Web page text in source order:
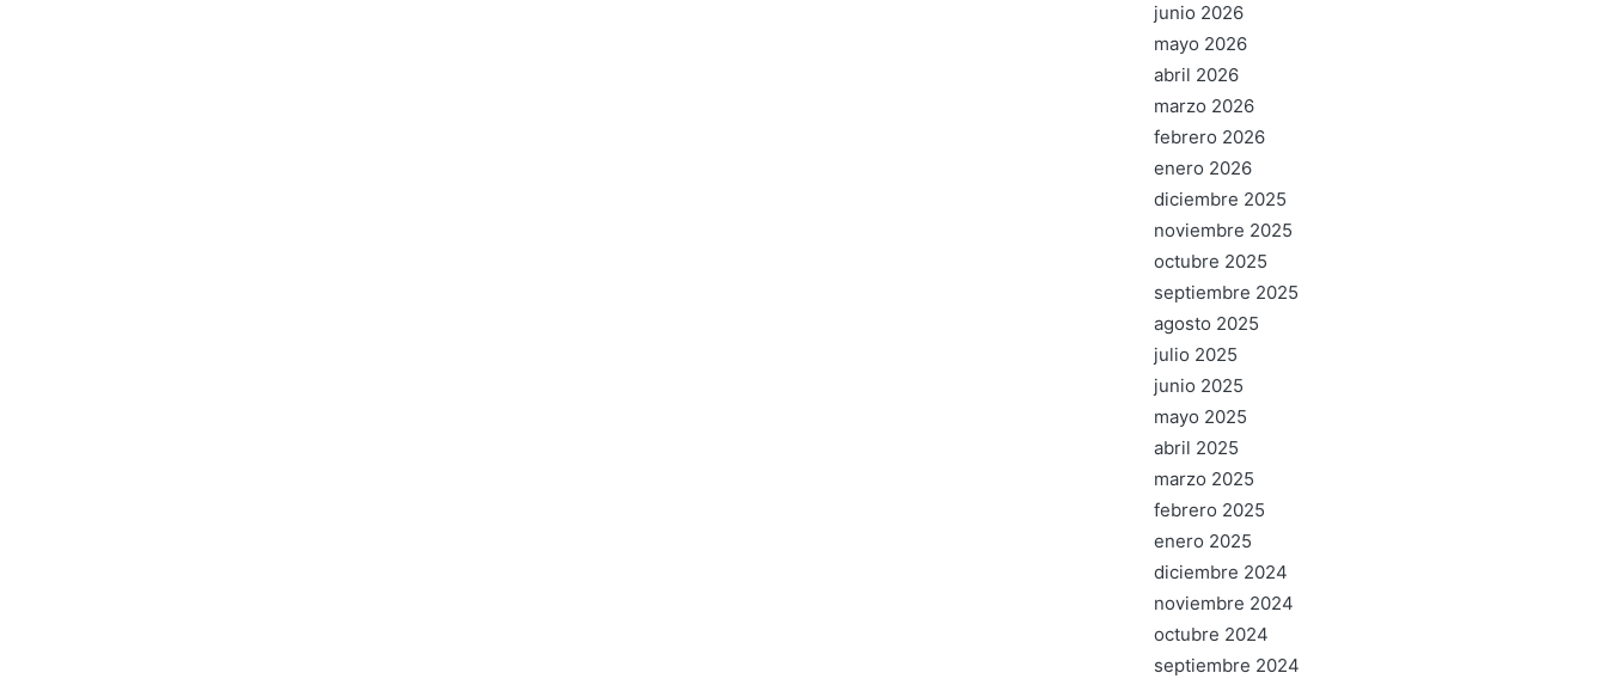
junio 2026
mayo 2026
abril 2026
marzo 2026
febrero 2026
enero 2026
diciembre 2025
noviembre 2025
octubre 2025
septiembre 2025
agosto 2025
julio 2025
junio 2025
mayo 2025
abril 2025
marzo 2025
febrero 2025
enero 2025
diciembre 2024
noviembre 2024
octubre 2024
septiembre 2024